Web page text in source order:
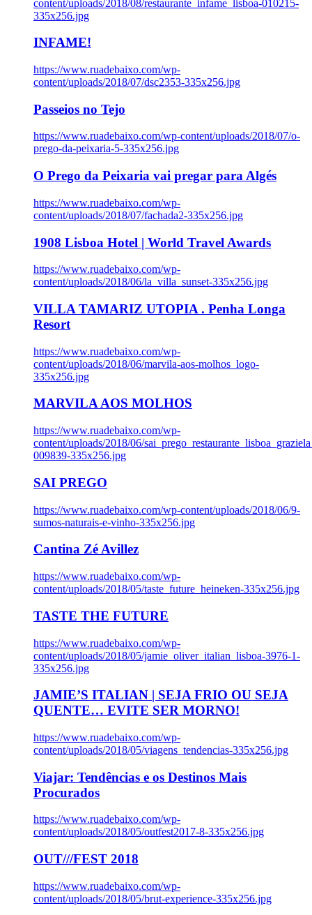
content/uploads/2018/08/restaurante_infame_lisboa-010215-
335x256.jpg
INFAME!
https://www.ruadebaixo.com/wp-
content/uploads/2018/07/dsc2353-335x256.jpg
Passeios no Tejo
https://www.ruadebaixo.com/wp-content/uploads/2018/07/o-
prego-da-peixaria-5-335x256.jpg
O Prego da Peixaria vai pregar para Algés
https://www.ruadebaixo.com/wp-
content/uploads/2018/07/fachada2-335x256.jpg
1908 Lisboa Hotel | World Travel Awards
https://www.ruadebaixo.com/wp-
content/uploads/2018/06/la_villa_sunset-335x256.jpg
VILLA TAMARIZ UTOPIA . Penha Longa
Resort
https://www.ruadebaixo.com/wp-
content/uploads/2018/06/marvila-aos-molhos_logo-
335x256.jpg
MARVILA AOS MOLHOS
https://www.ruadebaixo.com/wp-
content/uploads/2018/06/
009839-335x256.jpg
SAI PREGO
https://www.ruadebaixo.com/wp-content/uploads/2018/06/9-
sumos-naturais-e-vinho-335x256.jpg
Cantina Zé Avillez
https://www.ruadebaixo.com/wp-
content/uploads/2018/05/taste_future_heineken-335x256.jpg
TASTE THE FUTURE
https://www.ruadebaixo.com/wp-
content/uploads/2018/05/jamie_oliver_italian_lisboa-3976-1-
335x256.jpg
JAMIE’S ITALIAN | SEJA FRIO OU SEJA
QUENTE… EVITE SER MORNO!
https://www.ruadebaixo.com/wp-
content/uploads/2018/05/viagens_tendencias-335x256.jpg
Viajar: Tendências e os Destinos Mais
Procurados
https://www.ruadebaixo.com/wp-
content/uploads/2018/05/outfest2017-8-335x256.jpg
OUT///FEST 2018
https://www.ruadebaixo.com/wp-
content/uploads/2018/05/brut-experience-335x256.jpg